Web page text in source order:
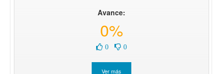
Avance:
0%
0 0